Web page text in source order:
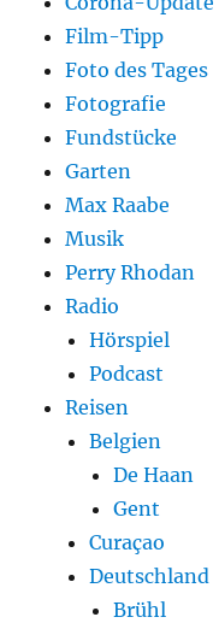
Film-Tipp
Foto des Tages
Fotografie
Fundstücke
Garten
Max Raabe
Musik
Perry Rhodan
Radio
Hörspiel
Podcast
Reisen
Belgien
De Haan
Gent
Curaçao
Deutschland
Brühl